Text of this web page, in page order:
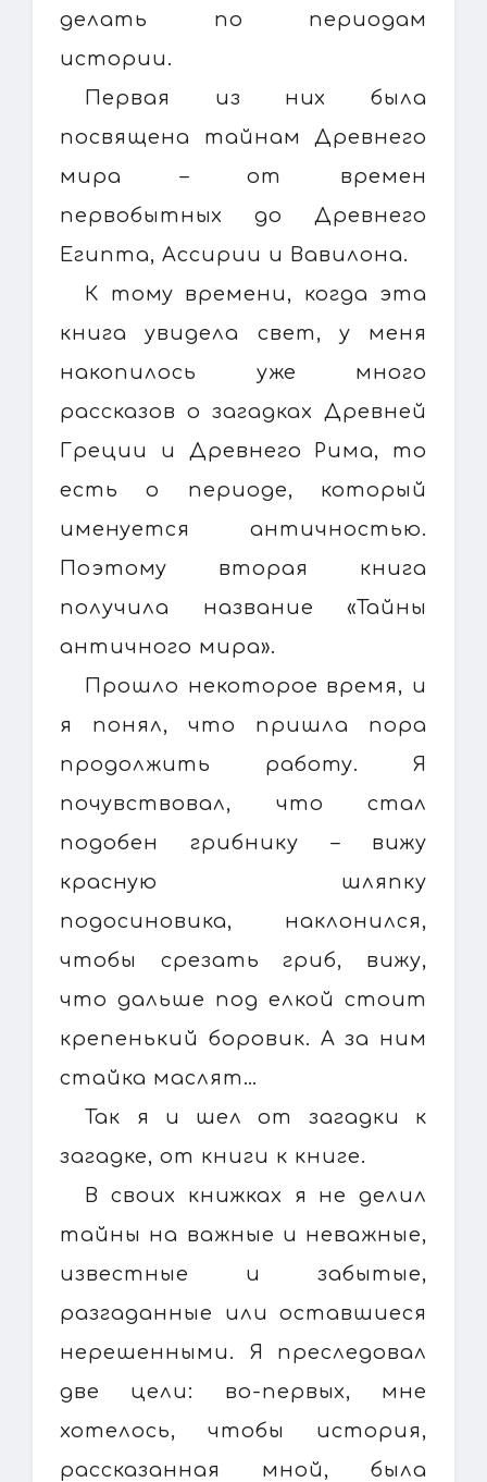
делать по периодам
истории.
Первая из них была
посвящена тайнам Древнего
мира – от времен
первобытных до Древнего
Египта, Ассирии и Вавилона.
К тому времени, когда эта
книга увидела свет, у меня
накопилось уже много
рассказов о загадках Древней
Греции и Древнего Рима, то
есть о периоде, который
именуется античностью.
Поэтому вторая книга
получила название «Тайны
античного мира».
Прошло некоторое время, и
я понял, что пришла пора
продолжить работу. Я
почувствовал, что стал
подобен грибнику – вижу
красную шляпку
подосиновика, наклонился,
чтобы срезать гриб, вижу,
что дальше под елкой стоит
крепенький боровик. А за ним
стайка маслят…
Так я и шел от загадки к
загадке, от книги к книге.
В своих книжках я не делил
тайны на важные и неважные,
известные и забытые,
разгаданные или оставшиеся
нерешенными. Я преследовал
две цели: во-первых, мне
хотелось, чтобы история,
рассказанная мной, была